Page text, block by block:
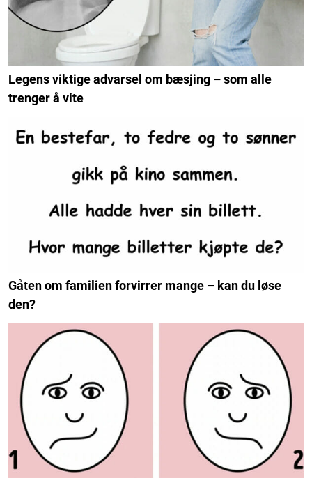
Legens viktige advarsel om bæsjing – som alle
trenger å vite
Gåten om familien forvirrer mange – kan du løse
den?